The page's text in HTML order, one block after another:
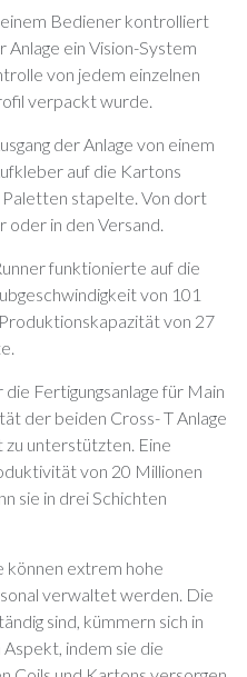
Bediener kontrolliert
ein Vision-System
von jedem einzelnen
verpackt wurde.
der Anlage von einem
auf die Kartons
stapelte. Von dort
oder in den Versand.
funktionierte auf die
von 101
von 27
Fertigungsanlage für Main
der beiden Cross- T Anlage
unterstützten. Eine
von 20 Millionen
sie in drei Schichten
können extrem hohe
verwaltet werden. Die
sind, kümmern sich in
indem sie die